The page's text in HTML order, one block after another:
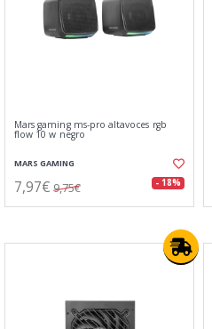
Mars gaming ms-pro altavoces rgb
flow 10 w negro
MARS GAMING
7,97€ 9,75€ - 18%